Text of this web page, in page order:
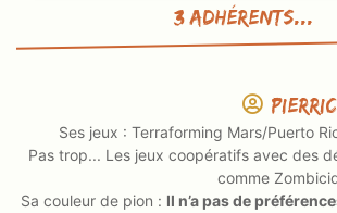
3 adhérents...
Ses jeux : Terraforming Mars/Puerto
Pas trop... Les jeux coopératifs avec des
comme
Sa couleur de pion : Il n’a pas de